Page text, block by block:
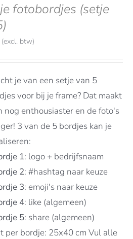
fotobordjes (setje
(excl. btw)
je van een setje van 5
voor bij je frame? Dat maakt
nog enthousiaster en de foto's
3 van de 5 bordjes kan je
1: logo + bedrijfsnaam
2: #hashtag naar keuze
3: emoji's naar keuze
4: like (algemeen)
5: share (algemeen)
per bordje: 25x40 cm Vul alle